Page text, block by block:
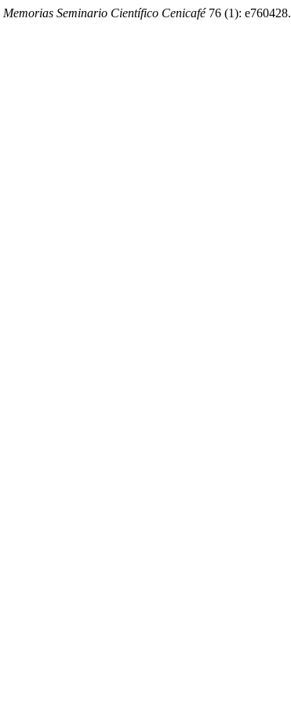
Memorias Seminario Científico Cenicafé76 (1): e760428.